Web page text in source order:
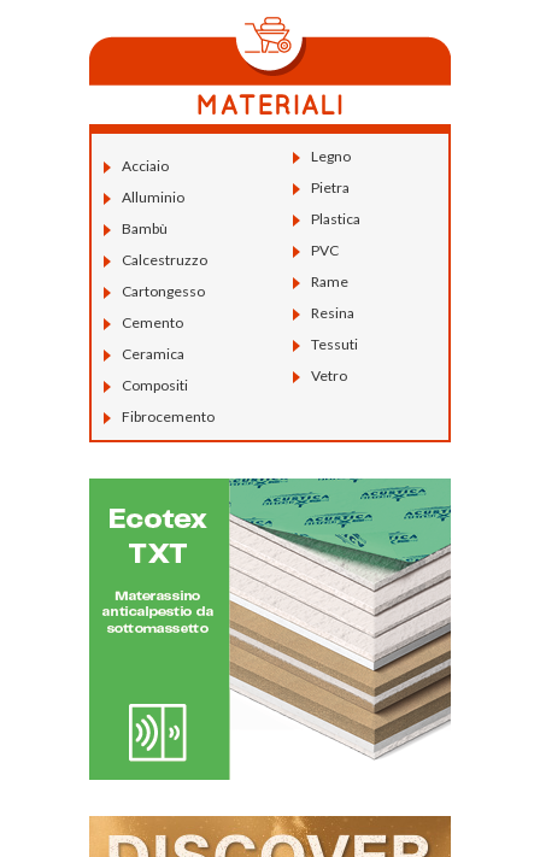
Acciaio
Alluminio
Bambù
Calcestruzzo
Cartongesso
Cemento
Ceramica
Compositi
Fibrocemento
Legno
Pietra
Plastica
PVC
Rame
Resina
Tessuti
Vetro